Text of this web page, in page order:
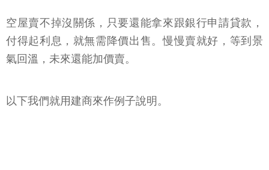
空屋賣不掉沒關係，只要還能拿來跟銀行申請貸款，
付得起利息，就無需降價出售。慢慢賣就好，等到景
氣回溫，未來還能加價賣。
以下我們就用建商來作例子說明。